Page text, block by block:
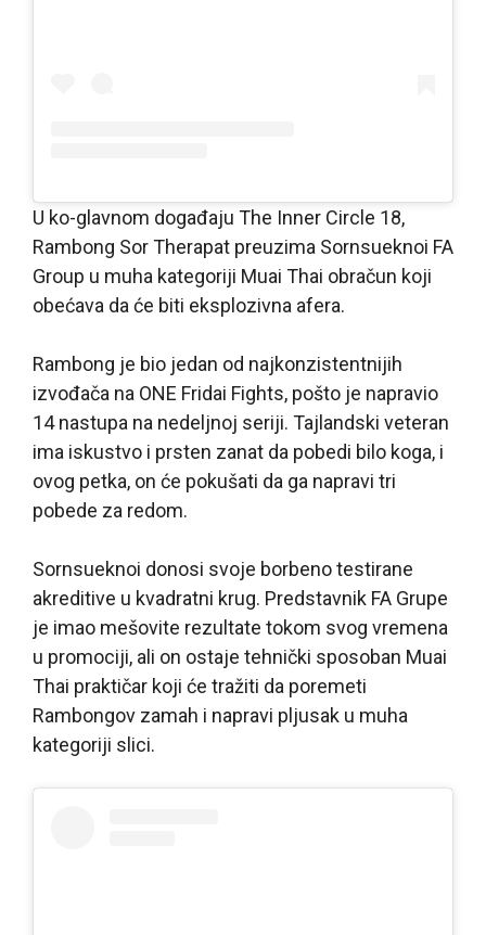
U ko-glavnom događaju The Inner Circle 18,
Rambong Sor Therapat preuzima Sornsueknoi FA
Group u muha kategoriji Muai Thai obračun koji
obećava da će biti eksplozivna afera.
Rambong je bio jedan od najkonzistentnijih
izvođača na ONE Fridai Fights, pošto je napravio
14 nastupa na nedeljnoj seriji. Tajlandski veteran
ima iskustvo i prsten zanat da pobedi bilo koga, i
ovog petka, on će pokušati da ga napravi tri
pobede za redom.
Sornsueknoi donosi svoje borbeno testirane
akreditive u kvadratni krug. Predstavnik FA Grupe
je imao mešovite rezultate tokom svog vremena
u promociji, ali on ostaje tehnički sposoban Muai
Thai praktičar koji će tražiti da poremeti
Rambongov zamah i napravi pljusak u muha
kategoriji slici.